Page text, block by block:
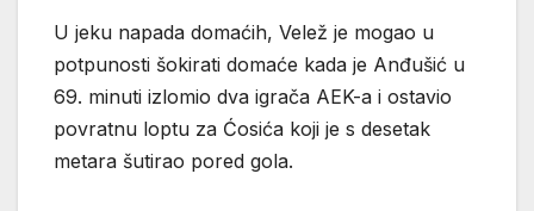
U jeku napada domaćih, Velež je mogao u
potpunosti šokirati domaće kada je Anđušić u
69. minuti izlomio dva igrača AEK-a i ostavio
povratnu loptu za Ćosića koji je s desetak
metara šutirao pored gola.